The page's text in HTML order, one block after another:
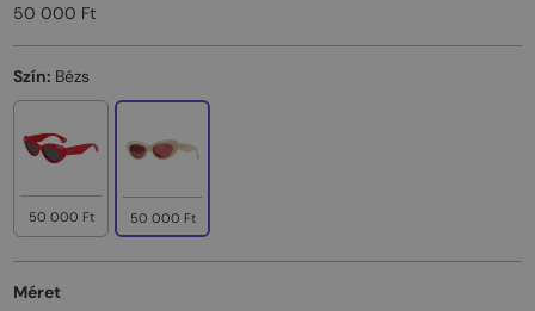
50 000 Ft
Szín: Bézs
50 000 Ft 50 000 Ft
Méret